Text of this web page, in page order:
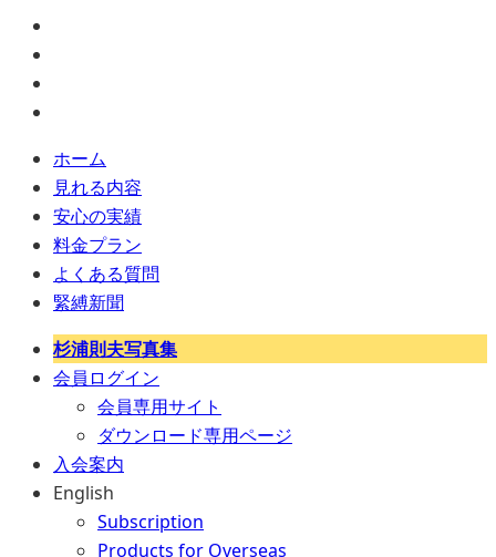
ホーム
見れる内容
安心の実績
料金プラン
よくある質問
緊縛新聞
杉浦則夫写真集
会員ログイン
会員専用サイト
ダウンロード専用ページ
入会案内
English
Subscription
Products for Overseas